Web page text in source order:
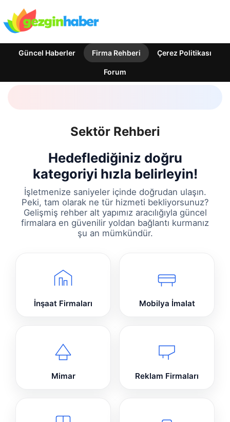
Güncel Haberler Firma Rehberi Çerez Politikası
Forum
Sektör Rehberi
Hedeflediğiniz doğru
kategoriyi hızla belirleyin!
İşletmenize saniyeler içinde doğrudan ulaşın.
Peki, tam olarak ne tür hizmeti bekliyorsunuz?
Gelişmiş rehber alt yapımız aracılığıyla güncel
firmalara en güvenilir yoldan bağlantı kurmanız
şu an mümkündür.
İnşaat Firmaları Mobilya İmalat
Mimar Reklam Firmaları